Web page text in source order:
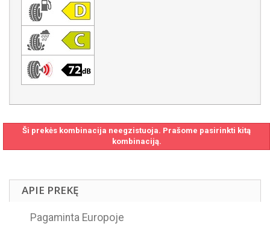
Ši prekės kombinacija neegzistuoja. Prašome pasirinkti kitą
kombinaciją.
APIE PREKĘ
Pagaminta Europoje